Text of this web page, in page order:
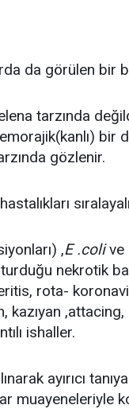
da görülen bir
tarzında
bir
gözlenir.
,E .colive
nekrotik
rota-
kazıyan
ishaller.
ayırıcı tanıya
muayeneleriyle